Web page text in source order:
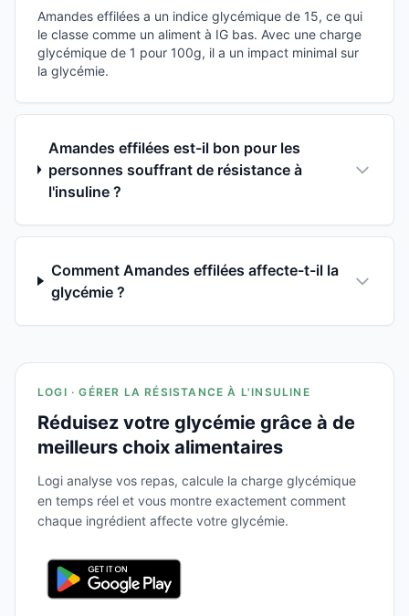
Amandes effilées a un indice glycémique de 15, ce qui
le classe comme un aliment à IG bas. Avec une charge
glycémique de 1 pour 100g, il a un impact minimal sur
la glycémie.
Amandes effilées est-il bon pour les
personnes souffrant de résistance à
l'insuline ?
Comment Amandes effilées affecte-t-il la
glycémie ?
LOGI · GÉRER LA RÉSISTANCE À L'INSULINE
Réduisez votre glycémie grâce à de
meilleurs choix alimentaires
Logi analyse vos repas, calcule la charge glycémique
en temps réel et vous montre exactement comment
chaque ingrédient affecte votre glycémie.